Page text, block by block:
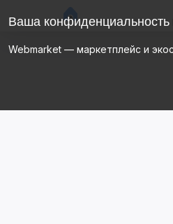
Ваша конфиденциальность
Webmarket — маркетплейс и